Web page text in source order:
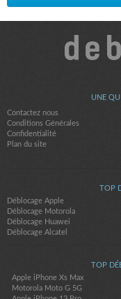
UNE
Contactez nous
Conditions Générales
Confidentialité
Plan du site
TOP
Déblocage Apple
Déblocage Motorola
Déblocage Huawei
Déblocage Alcatel
TOP
Apple iPhone Xs Max
Motorola Moto G 5G